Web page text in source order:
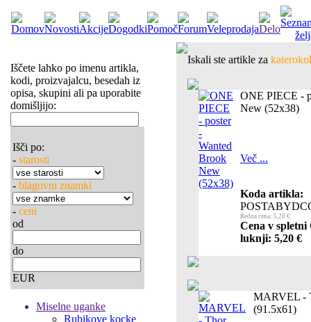
Iščete lahko po imenu artikla,
kodi, proizvajalcu, besedah iz
opisa, skupini ali pa uporabite
domišljijo:
Išči po:
- starosti
- blagovni znamki
- ceni
od
do
EUR
Miselne uganke
Rubikove kocke
Iskali ste artikle za
ONE PIECE -
New (52x38)
Več ...
Koda artikla:
Redna cena: 5,20 €
Cena v
luknji: 5,20 €
MARVEL -
(91.5x61)